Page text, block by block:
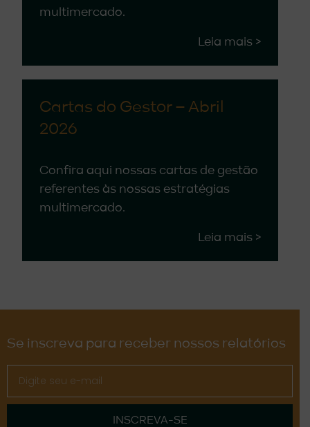
multimercado.
Leia mais >
Cartas do Gestor – Abril
2026
Confira aqui nossas cartas de gestão
referentes às nossas estratégias
multimercado.
Leia mais >
Se inscreva para receber nossos relatórios
INSCREVA-SE